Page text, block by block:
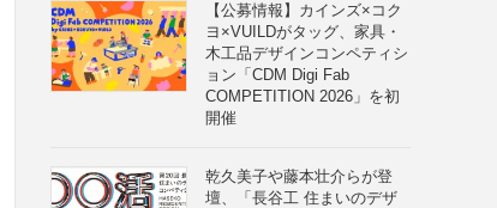
【公募情報】カインズ×コク
ヨ×VUILDがタッグ、家具・
木工品デザインコンペティシ
ョン「CDM Digi Fab
COMPETITION 2026」を初
開催
乾久美子や藤本壮介らが登
壇、「長谷工 住まいのデザ